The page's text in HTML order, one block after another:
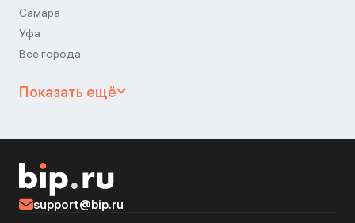
Самара
Уфа
Все города
Показать ещё
support@bip.ru